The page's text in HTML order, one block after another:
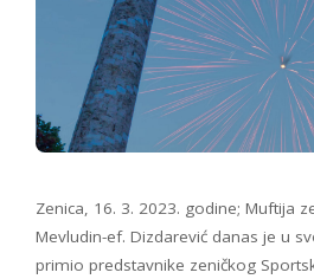
Zenica, 16. 3. 2023. godine; Muftija
Mevludin-ef. Dizdarević danas je u
primio predstavnike zeničkog